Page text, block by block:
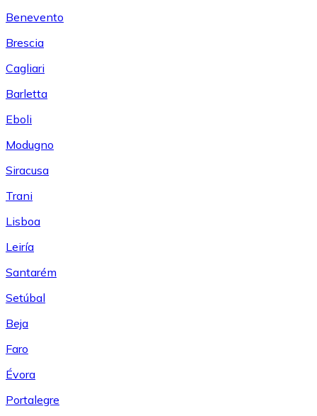
Benevento
Brescia
Cagliari
Barletta
Eboli
Modugno
Siracusa
Trani
Lisboa
Leiría
Santarém
Setúbal
Beja
Faro
Évora
Portalegre